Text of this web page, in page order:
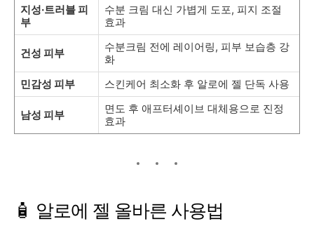
지성·트러블 피
부
수분 크림 대신 가볍게 도포, 피지 조절
효과
건성 피부
수분크림 전에 레이어링, 피부 보습층 강
화
민감성 피부
스킨케어 최소화 후 알로에 젤 단독 사용
남성 피부
면도 후 애프터셰이브 대체용으로 진정
효과
🧴 알로에 젤 올바른 사용법